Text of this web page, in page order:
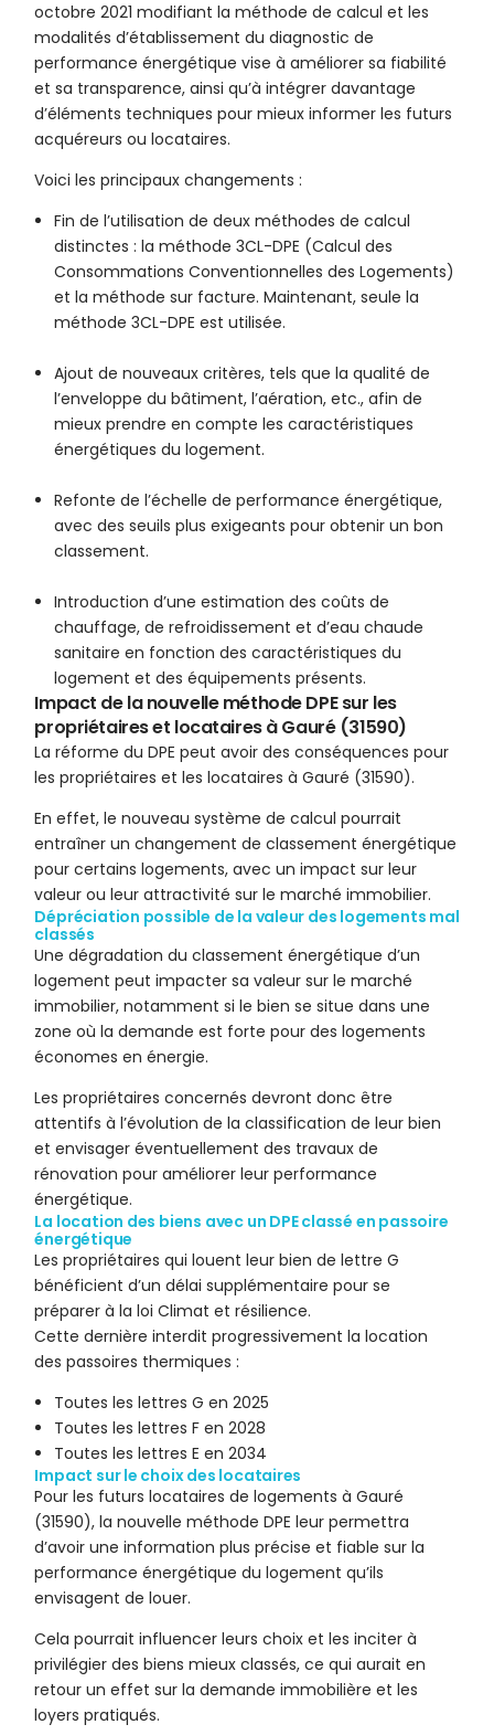
octobre 2021 modifiant la méthode de calcul et les
modalités d’établissement du diagnostic de
performance énergétique vise à améliorer sa fiabilité
et sa transparence, ainsi qu’à intégrer davantage
d’éléments techniques pour mieux informer les futurs
acquéreurs ou locataires.
Voici les principaux changements :
Fin de l’utilisation de deux méthodes de calcul
distinctes : la méthode 3CL-DPE (Calcul des
Consommations Conventionnelles des Logements)
et la méthode sur facture. Maintenant, seule la
méthode 3CL-DPE est utilisée.
Ajout de nouveaux critères, tels que la qualité de
l’enveloppe du bâtiment, l’aération, etc., afin de
mieux prendre en compte les caractéristiques
énergétiques du logement.
Refonte de l’échelle de performance énergétique,
avec des seuils plus exigeants pour obtenir un bon
classement.
Introduction d’une estimation des coûts de
chauffage, de refroidissement et d’eau chaude
sanitaire en fonction des caractéristiques du
logement et des équipements présents.
Impact de la nouvelle méthode DPE sur les
propriétaires et locataires à Gauré (31590)
La réforme du DPE peut avoir des conséquences pour
les propriétaires et les locataires à Gauré (31590).
En effet, le nouveau système de calcul pourrait
entraîner un changement de classement énergétique
pour certains logements, avec un impact sur leur
valeur ou leur attractivité sur le marché immobilier.
Dépréciation possible de la valeur des logements mal
classés
Une dégradation du classement énergétique d’un
logement peut impacter sa valeur sur le marché
immobilier, notamment si le bien se situe dans une
zone où la demande est forte pour des logements
économes en énergie.
Les propriétaires concernés devront donc être
attentifs à l’évolution de la classification de leur bien
et envisager éventuellement des travaux de
rénovation pour améliorer leur performance
énergétique.
La location des biens avec un DPE classé en passoire
énergétique
Les propriétaires qui louent leur bien de lettre G
bénéficient d’un délai supplémentaire pour se
préparer à la loi Climat et résilience.
Cette dernière interdit progressivement la location
des passoires thermiques :
Toutes les lettres G en 2025
Toutes les lettres F en 2028
Toutes les lettres E en 2034
Impact sur le choix des locataires
Pour les futurs locataires de logements à Gauré
(31590), la nouvelle méthode DPE leur permettra
d’avoir une information plus précise et fiable sur la
performance énergétique du logement qu’ils
envisagent de louer.
Cela pourrait influencer leurs choix et les inciter à
privilégier des biens mieux classés, ce qui aurait en
retour un effet sur la demande immobilière et les
loyers pratiqués.